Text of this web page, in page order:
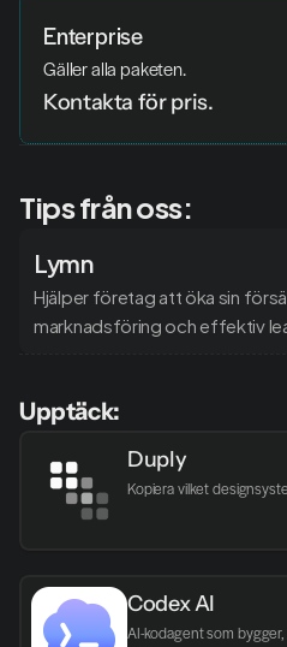
Enterprise
Gäller alla paketen.
Kontakta för pris.
Tips från oss:
Lymn
Hjälper företag att öka sin
marknadsföring och effektiv
Upptäck:
Duply
Kopiera vilket
Codex AI
AI-kodagent som